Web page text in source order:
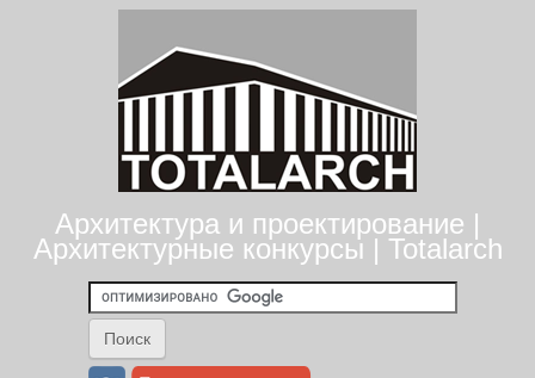
Архитектура и проектирование |
Архитектурные конкурсы | Totalarch